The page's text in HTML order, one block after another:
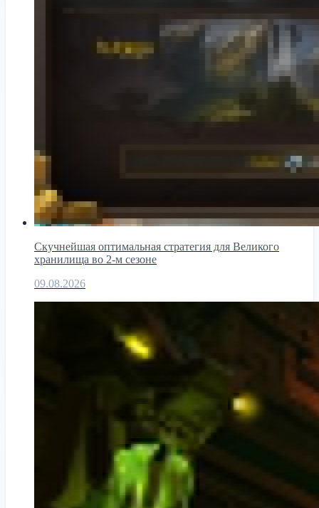
Скучнейшая оптимальная стратегия для Великого
хранилища во 2-м сезоне
09.08.2026